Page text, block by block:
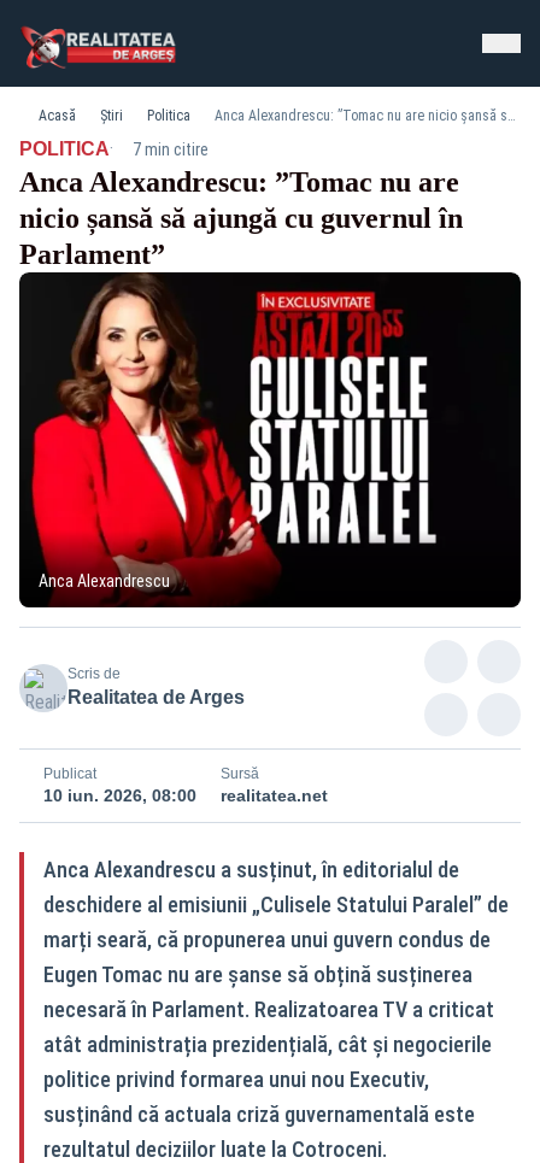
Acasă Știri Politica Anca Alexandrescu: ”Tomac nu are nicio șansă să ajungă cu guvernul în Parlament”
POLITICA· 7 min citire
Anca Alexandrescu: ”Tomac nu are
nicio șansă să ajungă cu guvernul în
Parlament”
Anca Alexandrescu
Scris de
Realitatea de Arges
Publicat
10 iun. 2026, 08:00
Sursă
realitatea.net
Anca Alexandrescu a susținut, în editorialul de
deschidere al emisiunii „Culisele Statului Paralel” de
marți seară, că propunerea unui guvern condus de
Eugen Tomac nu are șanse să obțină susținerea
necesară în Parlament. Realizatoarea TV a criticat
atât administrația prezidențială, cât și negocierile
politice privind formarea unui nou Executiv,
susținând că actuala criză guvernamentală este
rezultatul deciziilor luate la Cotroceni.